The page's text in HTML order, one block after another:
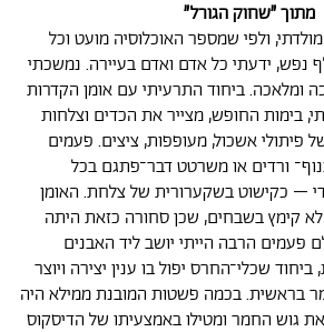
מתוך ״שחוק הגורל״
ולפי שמספר האוכלוסיה מועט וכל
נפש, ידעתי כל אדם ואדם בעיירה. נמשכתי
ומלאכה. ביחוד התרעיתי עם אומן הקדרות
בימות החופש, מצייר את הכדים וצלחות
פיתולי אשכול, מעופפות, ציצים. פעמים
ורדים או משרטט דבר־פתגם בכל
– כקישוט בשקערורית של צלחת. האומן
לא קימץ בשבחים, שכן סחורה כזאת היתה
פעמים הרבה הייתי יושב ליד האבנים
שכלי־החרס יפול בו ענין יצירה ויוצר
בראשית. בכמה פשטות המובנת ממילא היה
גוש החמר ומטילו באמצעיתו של הדיסקוס